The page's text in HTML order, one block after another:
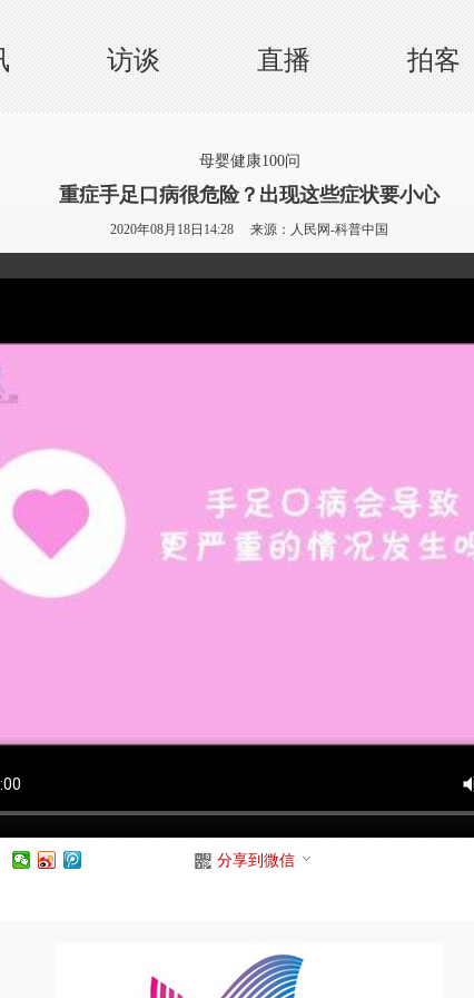
访谈 直播 拍客
母婴健康100问
重症手足口病很危险？出现这些症状要小心
2020年08月18日14:28 来源： 人民网-科普中国
分享到微信